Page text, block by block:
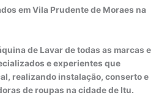
em Vila Prudente de Moraes na
de Lavar de todas as marcas e
e experientes que
realizando instalação, conserto e
de roupas na cidade de Itu.